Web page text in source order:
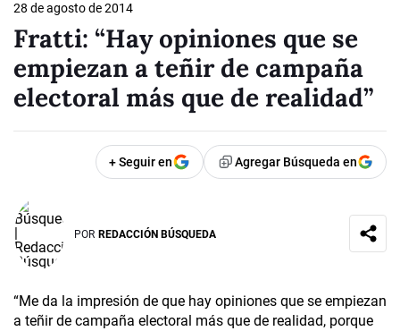
28 de agosto de 2014
Fratti: “Hay opiniones que se
empiezan a teñir de campaña
electoral más que de realidad”
+ Seguir en Agregar Búsqueda en
POR REDACCIÓN BÚSQUEDA
“Me da la impresión de que hay opiniones que se empiezan
a teñir de campaña electoral más que de realidad, porque